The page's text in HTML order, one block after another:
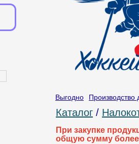
Выгодно Производство
Каталог /
При закупке
общую сумму более